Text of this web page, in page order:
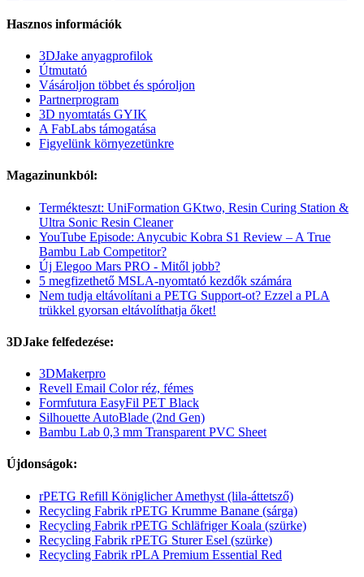
Hasznos információk
3DJake anyagprofilok
Útmutató
Vásároljon többet és spóroljon
Partnerprogram
3D nyomtatás GYIK
A FabLabs támogatása
Figyelünk környezetünkre
Magazinunkból:
Termékteszt: UniFormation GKtwo, Resin Curing Station &
Ultra Sonic Resin Cleaner
YouTube Episode: Anycubic Kobra S1 Review – A True
Bambu Lab Competitor?
Új Elegoo Mars PRO - Mitől jobb?
5 megfizethető MSLA-nyomtató kezdők számára
Nem tudja eltávolítani a PETG Support-ot? Ezzel a PLA
trükkel gyorsan eltávolíthatja őket!
3DJake felfedezése:
3DMakerpro
Revell Email Color réz, fémes
Formfutura EasyFil PET Black
Silhouette AutoBlade (2nd Gen)
Bambu Lab 0,3 mm Transparent PVC Sheet
Újdonságok:
rPETG Refill Königlicher Amethyst (lila-áttetsző)
Recycling Fabrik rPETG Krumme Banane (sárga)
Recycling Fabrik rPETG Schläfriger Koala (szürke)
Recycling Fabrik rPETG Sturer Esel (szürke)
Recycling Fabrik rPLA Premium Essential Red